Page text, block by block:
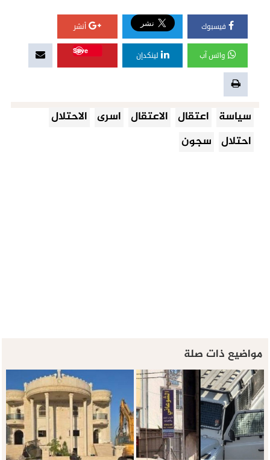
فيسبوك أنشر
واتس آب لينكدإن
Save
سياسة اعتقال الاعتقال اسرى الاحتلال
احتلال سجون
مواضيع ذات صلة